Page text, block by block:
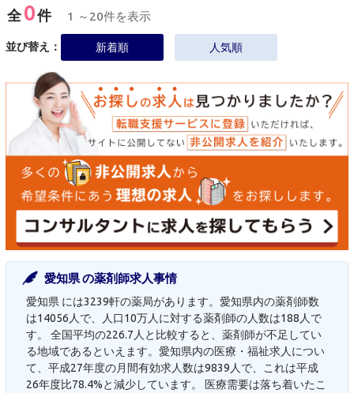
全0件 1 ～20件を表示
並び替え： 新着順 人気順
愛知県 の薬剤師求人事情
愛知県 には3239軒の薬局があります。愛知県内の薬剤師数
は14056人で、人口10万人に対する薬剤師の人数は188人で
す。 全国平均の226.7人と比較すると、薬剤師が不足してい
る地域であるといえます。愛知県内の医療・福祉求人につい
て、平成27年度の月間有効求人数は9839人で、これは平成
26年度比78.4%と減少しています。 医療需要は落ち着いたこ